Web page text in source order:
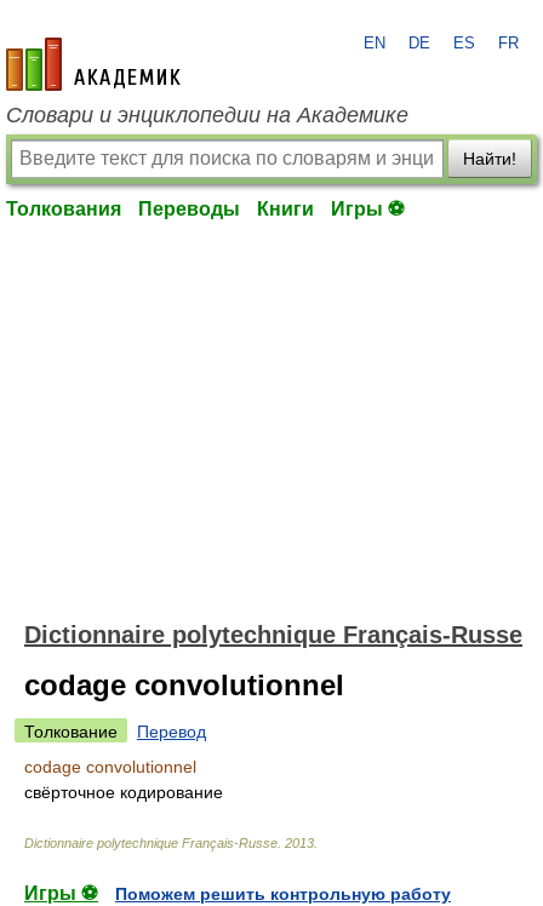
academic.ru
EN DE ES FR
Словари и энциклопедии на Академике
Найти!
Толкования Переводы Книги Игры ⚽
Dictionnaire polytechnique Français-Russe
codage convolutionnel
Толкование
Перевод
codage convolutionnel
свёрточное кодирование
Dictionnaire polytechnique Français-Russe 2013
Игры ⚽
Поможем решить контрольную работу